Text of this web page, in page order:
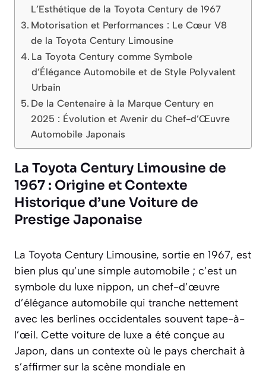
L’Esthétique de la Toyota Century de 1967
Motorisation et Performances : Le Cœur V8
de la Toyota Century Limousine
La Toyota Century comme Symbole
d’Élégance Automobile et de Style Polyvalent
Urbain
De la Centenaire à la Marque Century en
2025 : Évolution et Avenir du Chef-d’Œuvre
Automobile Japonais
La Toyota Century Limousine de
1967 : Origine et Contexte
Historique d’une Voiture de
Prestige Japonaise
La Toyota Century Limousine, sortie en 1967, est
bien plus qu’une simple automobile ; c’est un
symbole du luxe nippon, un chef-d’œuvre
d’élégance automobile qui tranche nettement
avec les berlines occidentales souvent tape-à-
l’œil. Cette voiture de luxe a été conçue au
Japon, dans un contexte où le pays cherchait à
s’affirmer sur la scène mondiale en